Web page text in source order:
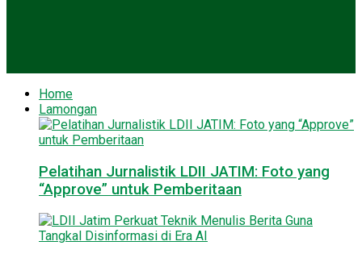
Home
Lamongan
Pelatihan Jurnalistik LDII JATIM: Foto yang
“Approve” untuk Pemberitaan